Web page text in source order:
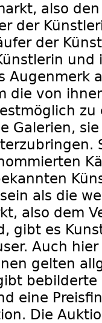
also
der
der
und
Augenmerk
die von
zu
Galerien,
als die
also dem
gibt es
Auch
gelten
bebilderte
eine
Die